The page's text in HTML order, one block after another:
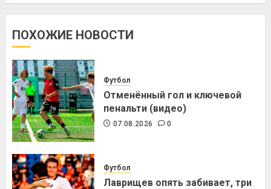
ПОХОЖИЕ НОВОСТИ
Футбол
Отменённый гол и ключевой
пенальти (видео)
07.08.2026 0
Футбол
Лаврищев опять забивает, три